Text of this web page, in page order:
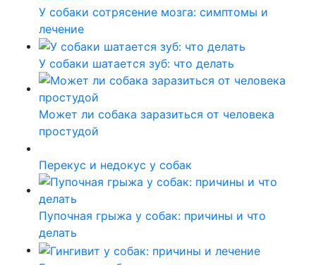
У собаки сотрясение мозга: симптомы и
лечение
У собаки шатается зуб: что делать
Может ли собака заразиться от человека
простудой
Перекус и недокус у собак
Пупочная грыжа у собак: причины и что
делать